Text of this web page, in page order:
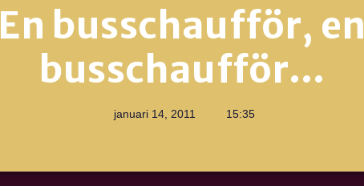
En busschaufför, en
busschaufför…
januari 14, 2011 15:35